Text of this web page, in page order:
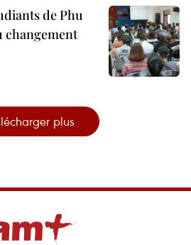
de Phu
changement
plus